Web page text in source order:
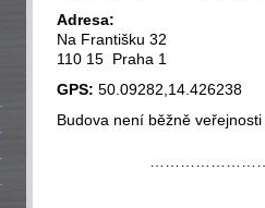
Adresa:
Na Františku 32
110 15 Praha 1
GPS: 50.09282,14.426238
Budova není běžně